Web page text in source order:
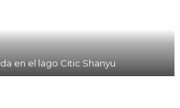
en el lago Citic Shanyu